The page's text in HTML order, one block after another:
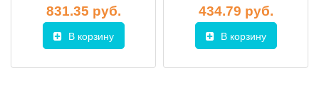
831.35 руб.
В корзину
434.79 руб.
В корзину